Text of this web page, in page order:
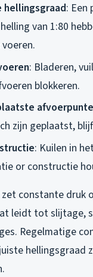
hellingsgraad: Een
van 1:80
: Bladeren,
blokkeren.
zijn geplaatst,
: Kuilen in
or constructie
constante druk
leidt tot slijtage,
Regelmatige
hellingsgraad